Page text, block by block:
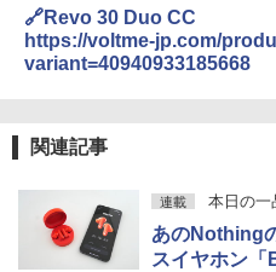
🔗Revo 30 Duo CC
https://voltme-jp.com/
variant=40940933185668
関連記事
連載 本日の一
あのNothing
スイヤホン「